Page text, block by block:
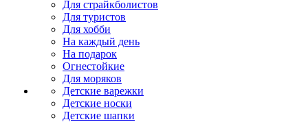
Для страйкболистов
Для туристов
Для хобби
На каждый день
На подарок
Огнестойкие
Для моряков
Детские варежки
Детские носки
Детские шапки